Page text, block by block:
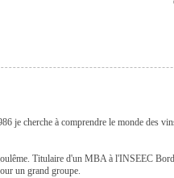
je cherche à comprendre le monde des
Titulaire d'un MBA à l'INSEEC
un grand groupe.